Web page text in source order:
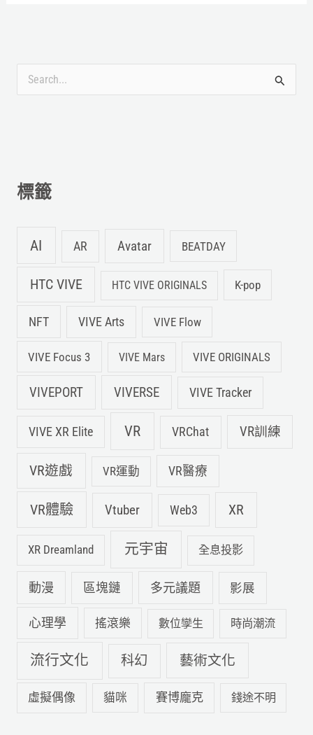
:標籤
AI AR Avatar BEATDAY
HTC VIVE HTC VIVE ORIGINALS K-pop
NFT VIVE Arts VIVE Flow
VIVE Focus 3 VIVE Mars VIVE ORIGINALS
VIVEPORT VIVERSE VIVE Tracker
VIVE XR Elite VR VRChat VR訓練
VR遊戲 VR運動 VR醫療
VR體驗 Vtuber Web3 XR
XR Dreamland 元宇宙 全息投影
動漫 區塊鏈 多元議題 影展
心理學 搖滾樂 數位孿生 時尚潮流
流行文化 科幻 藝術文化
虛擬偶像 貓咪 賽博龐克 錢途不明